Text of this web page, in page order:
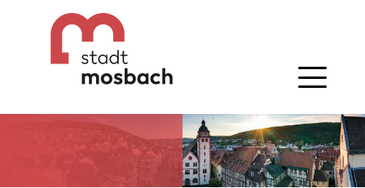
Gehe zum Navigationsbereich
Gehe zum Inhalt